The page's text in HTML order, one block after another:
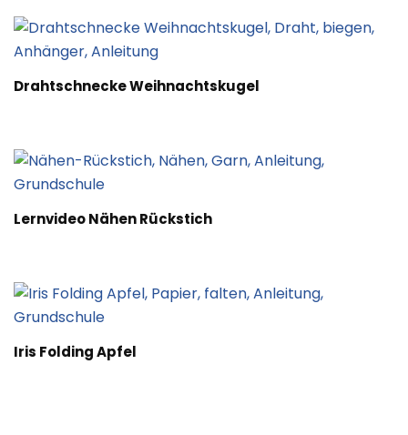
Drahtschnecke Weihnachtskugel
Lernvideo Nähen Rückstich
Iris Folding Apfel